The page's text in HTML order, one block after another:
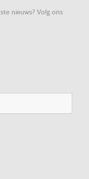
nieuws? Volg ons